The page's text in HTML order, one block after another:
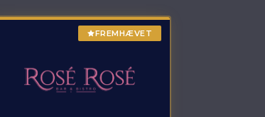
FREMHÆVET